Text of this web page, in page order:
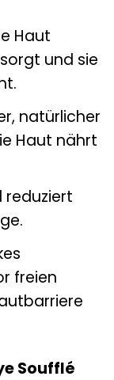
Haut
und sie
natürlicher
Haut nährt
freien
Soufflé